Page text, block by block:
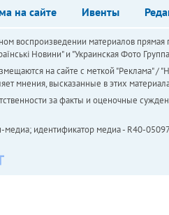
на сайте Ивенты
воспроизведении материалов
Новини" и "Украинская Фото
на сайте с меткой "Реклама" /
мнения, высказанные в этих
за факты и оценочные
медиа; идентификатор медиа - R40-